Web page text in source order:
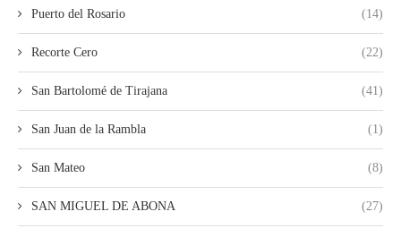
Puerto del Rosario (14)
Recorte Cero (22)
San Bartolomé de Tirajana (41)
San Juan de la Rambla (1)
San Mateo (8)
SAN MIGUEL DE ABONA (27)